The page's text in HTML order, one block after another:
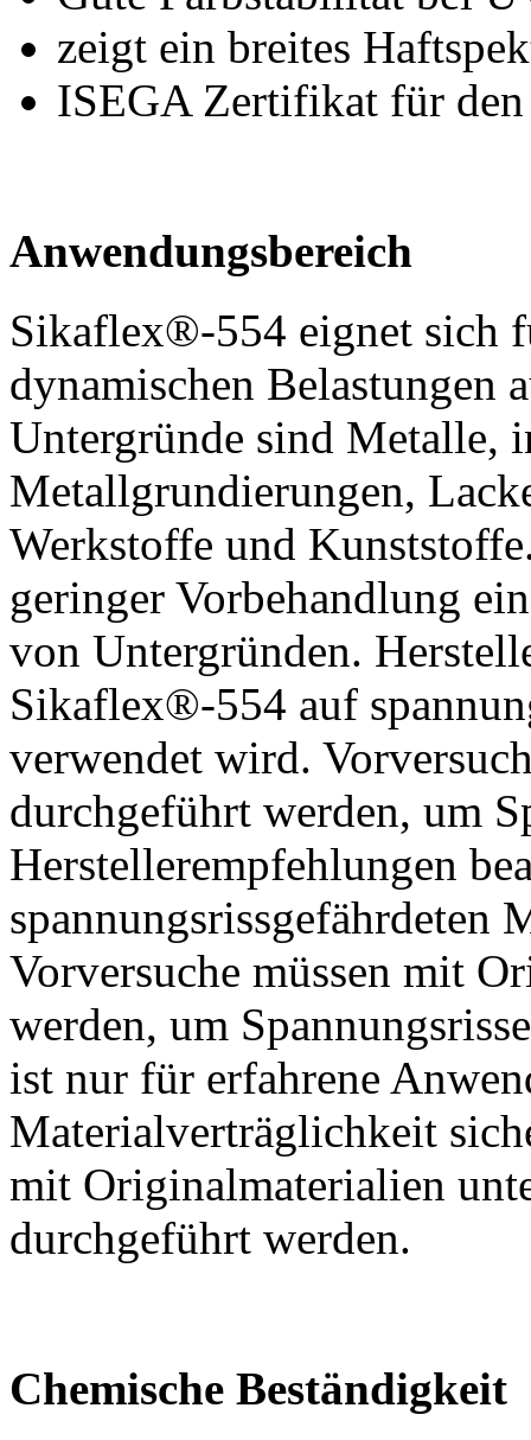
zeigt ein breites
ISEGA Zertifikat für
Anwendungsbereich
Sikaflex®-554 eignet sich
dynamischen Belastungen
Untergründe sind Metalle,
Metallgrundierungen,
Werkstoffe und
geringer Vorbehandlung
von Untergründen.
Sikaflex®-554 auf
verwendet wird.
durchgeführt werden, um
Herstellerempfehlungen
spannungsrissgefährdeten
Vorversuche müssen mit
werden, um
ist nur für erfahrene
Materialverträglichkeit
mit Originalmaterialien
durchgeführt werden.
Chemische Beständigkeit